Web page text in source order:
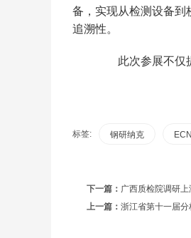
备，实现从检测设备到
追溯性。
此次参展不仅提
标签: 钢研纳克
下一篇： 广西质检院调研
上一篇： 浙江省第十一届